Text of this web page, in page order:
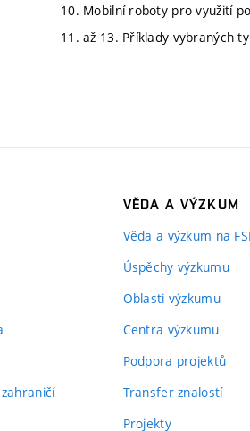
10. Mobilní roboty pro využití
11. až 13. Příklady vybraných
VĚDA A VÝZKUM
Věda a výzkum na FSI
Úspěchy výzkumu
Oblasti výzkumu
Centra výzkumu
Podpora projektů
Transfer znalostí
Projekty